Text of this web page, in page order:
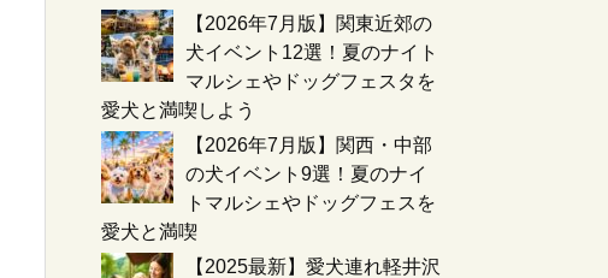
【2026年7月版】関東近郊の
犬イベント12選！夏のナイト
マルシェやドッグフェスタを
愛犬と満喫しよう
【2026年7月版】関西・中部
の犬イベント9選！夏のナイ
トマルシェやドッグフェスを
愛犬と満喫
【2025最新】愛犬連れ軽井沢